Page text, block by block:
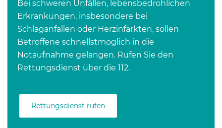
Bei schweren Unfällen, lebensbedrohlichen
Erkrankungen, insbesondere bei
Schlaganfällen oder Herzinfarkten, sollen
Betroffene schnellstmöglich in die
Notaufnahme gelangen. Rufen Sie den
Rettungsdienst über die 112.
Rettungsdienst rufen